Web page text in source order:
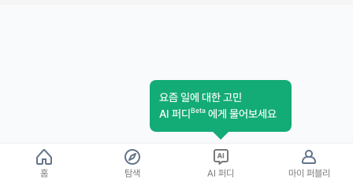
홈 탐색
요즘 일에 대한 고민
AI 퍼디Beta 에게 물어보세요
AI 퍼디 마이 퍼블리